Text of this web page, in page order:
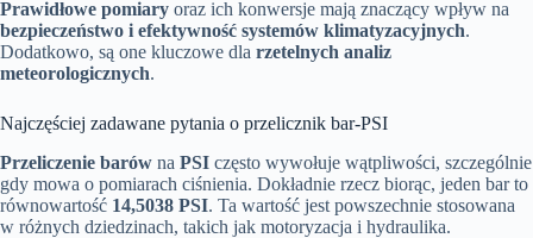
Prawidłowe pomiary oraz ich konwersje mają znaczący wpływ na
bezpieczeństwo i efektywność systemów klimatyzacyjnych.
Dodatkowo, są one kluczowe dla rzetelnych analiz
meteorologicznych.
Najczęściej zadawane pytania o przelicznik bar-PSI
Przeliczenie barów na PSI często wywołuje wątpliwości, szczególnie
gdy mowa o pomiarach ciśnienia. Dokładnie rzecz biorąc, jeden bar to
równowartość 14,5038 PSI. Ta wartość jest powszechnie stosowana
w różnych dziedzinach, takich jak motoryzacja i hydraulika.